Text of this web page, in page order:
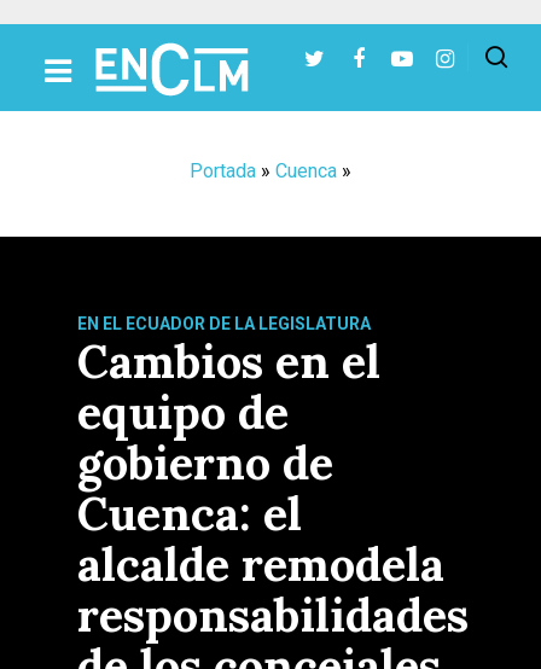
Portada » Cuenca »
EN EL ECUADOR DE LA LEGISLATURA
Cambios en el
equipo de
gobierno de
Cuenca: el
alcalde remodela
responsabilidades